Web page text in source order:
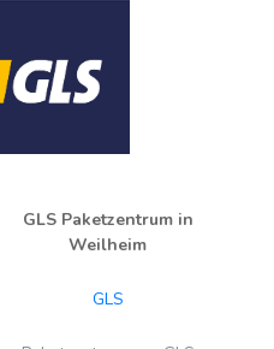
GLS Paketzentrum in
Weilheim
GLS